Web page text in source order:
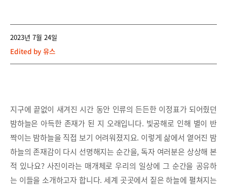
2023년 7월 24일
Edited by 유스
지구에 끝없이 새겨진 시간 동안 인류의 든든한 이정표가 되어줬던
밤하늘은 아득한 존재가 된 지 오래입니다. 빛공해로 인해 별이 반
짝이는 밤하늘을 직접 보기 어려워졌지요. 이렇게 삶에서 옅어진 밤
하늘의 존재감이 다시 선명해지는 순간을, 독자 여러분은 상상해 본
적 있나요? 사진이라는 매개체로 우리의 일상에 그 순간을 공유하
는 이들을 소개하고자 합니다. 세계 곳곳에서 짙은 하늘에 펼쳐지는